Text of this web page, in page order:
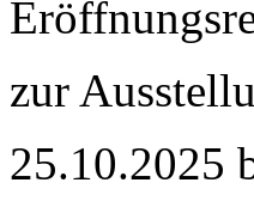
zur
25.10.2025